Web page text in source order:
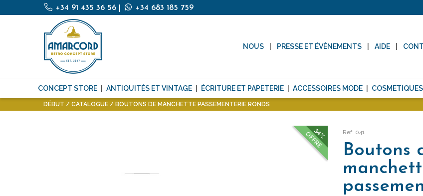
+34 91 435 36 56 +34 683 185 759
NOUS PRESSE ET ÉVÉNEMENTS AIDE
CONCEPT STORE ANTIQUITÉS ET VINTAGE ÉCRITURE ET PAPETERIE ACCESSOIRES MODE COSMETIQUES
DÉBUT CATALOGUE BOUTONS DE MANCHETTE PASSEMENTERIE RONDS
34%
OFFRE Ref: 041
Boutons